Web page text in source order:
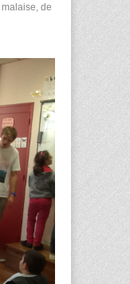
de